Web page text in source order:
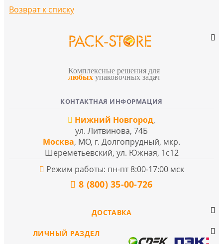
Возврат к списку
Комплексные решения для
любых упаковочных задач
КОНТАКТНАЯ ИНФОРМАЦИЯ
Нижний Новгород,
ул. Литвинова, 74Б
Москва, МО, г. Долгопрудный, мкр.
Шереметьевский, ул. Южная, 1с12
Режим работы: пн-пт 8:00-17:00 мск
8 (800) 35-00-726
ДОСТАВКА
ЛИЧНЫЙ РАЗДЕЛ